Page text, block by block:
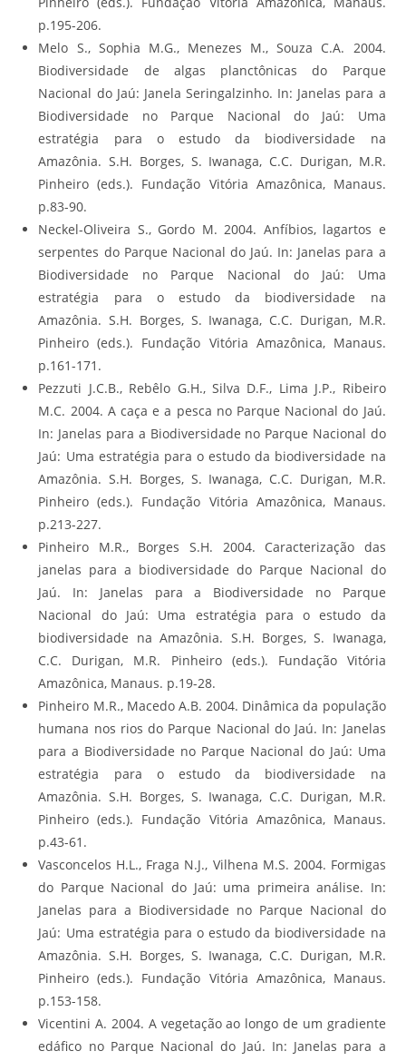
p.195-206.
Melo S., Sophia M.G., Menezes M., Souza C.A. 2004.
Biodiversidade de algas planctônicas do Parque
Nacional do Jaú: Janela Seringalzinho. In: Janelas para a
Biodiversidade no Parque Nacional do Jaú: Uma
estratégia para o estudo da biodiversidade na
Amazônia. S.H. Borges, S. Iwanaga, C.C. Durigan, M.R.
Pinheiro (eds.). Fundação Vitória Amazônica, Manaus.
p.83-90.
Neckel-Oliveira S., Gordo M. 2004. Anfíbios, lagartos e
serpentes do Parque Nacional do Jaú. In: Janelas para a
Biodiversidade no Parque Nacional do Jaú: Uma
estratégia para o estudo da biodiversidade na
Amazônia. S.H. Borges, S. Iwanaga, C.C. Durigan, M.R.
Pinheiro (eds.). Fundação Vitória Amazônica, Manaus.
p.161-171.
Pezzuti J.C.B., Rebêlo G.H., Silva D.F., Lima J.P., Ribeiro
M.C. 2004. A caça e a pesca no Parque Nacional do Jaú.
In: Janelas para a Biodiversidade no Parque Nacional do
Jaú: Uma estratégia para o estudo da biodiversidade na
Amazônia. S.H. Borges, S. Iwanaga, C.C. Durigan, M.R.
Pinheiro (eds.). Fundação Vitória Amazônica, Manaus.
p.213-227.
Pinheiro M.R., Borges S.H. 2004. Caracterização das
janelas para a biodiversidade do Parque Nacional do
Jaú. In: Janelas para a Biodiversidade no Parque
Nacional do Jaú: Uma estratégia para o estudo da
biodiversidade na Amazônia. S.H. Borges, S. Iwanaga,
C.C. Durigan, M.R. Pinheiro (eds.). Fundação Vitória
Amazônica, Manaus. p.19-28.
Pinheiro M.R., Macedo A.B. 2004. Dinâmica da população
humana nos rios do Parque Nacional do Jaú. In: Janelas
para a Biodiversidade no Parque Nacional do Jaú: Uma
estratégia para o estudo da biodiversidade na
Amazônia. S.H. Borges, S. Iwanaga, C.C. Durigan, M.R.
Pinheiro (eds.). Fundação Vitória Amazônica, Manaus.
p.43-61.
Vasconcelos H.L., Fraga N.J., Vilhena M.S. 2004. Formigas
do Parque Nacional do Jaú: uma primeira análise. In:
Janelas para a Biodiversidade no Parque Nacional do
Jaú: Uma estratégia para o estudo da biodiversidade na
Amazônia. S.H. Borges, S. Iwanaga, C.C. Durigan, M.R.
Pinheiro (eds.). Fundação Vitória Amazônica, Manaus.
p.153-158.
Vicentini A. 2004. A vegetação ao longo de um gradiente
edáfico no Parque Nacional do Jaú. In: Janelas para a